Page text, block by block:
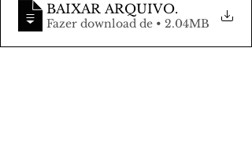
BAIXAR ARQUIVO.
Fazer download de • 2.04MB